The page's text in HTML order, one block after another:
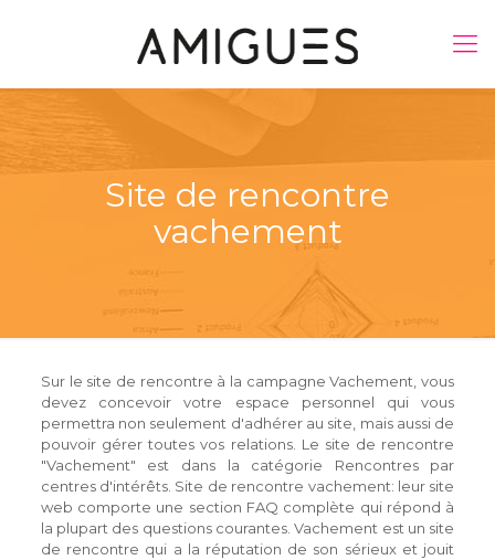
Site de rencontre
vachement
Sur le site de rencontre à la campagne Vachement, vous
devez concevoir votre espace personnel qui vous
permettra non seulement d'adhérer au site, mais aussi de
pouvoir gérer toutes vos relations. Le site de rencontre
"Vachement" est dans la catégorie Rencontres par
centres d'intérêts. Site de rencontre vachement: leur site
web comporte une section FAQ complète qui répond à
la plupart des questions courantes. Vachement est un site
de rencontre qui a la réputation de son sérieux et jouit